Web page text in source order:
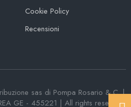
Cookie Policy
Recensioni
sas di Pompa Rosario & C. |
GE - 455221 | All rights reserved.